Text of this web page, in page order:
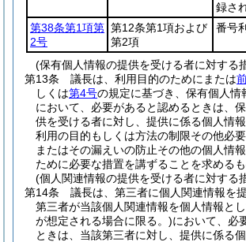
録さ
第38条第1項第
2号
第12条第1項および
第2項
番号
(保有個人情報の提供を受ける者に対する
第13条
議長は、利用目的のためにまたは
しくは第4号の規定に基づき、保有個人情
において、必要があると認めるときは、
供を受ける者に対し、提供に係る個人情
利用の目的もしくは方法の制限その他必要
またはその漏えいの防止その他の個人情
ために必要な措置を講ずることを求めるも
(個人関連情報の提供を受ける者に対する
第14条
議長は、第三者に個人関連情報を
第三者が当該個人関連情報を個人情報と
が想定される場合に限る。)において、必
ときは、当該第三者に対し、提供に係る